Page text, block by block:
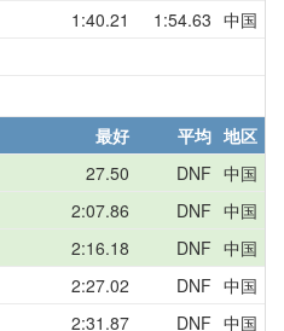
1:40.21 1:54.63 中国
最好 平均 地区
27.50 DNF 中国
2:07.86 DNF 中国
2:16.18 DNF 中国
2:27.02 DNF 中国
2:31.87 DNF 中国